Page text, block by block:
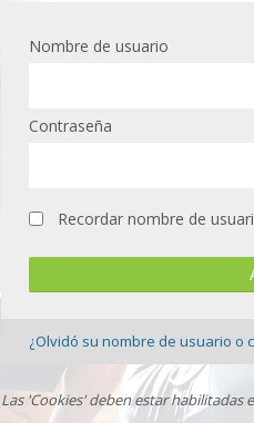
Nombre de usuario
Contraseña
Recordar nombre de
¿Olvidó su nombre de usuario o
Las 'Cookies' deben estar habilitadas